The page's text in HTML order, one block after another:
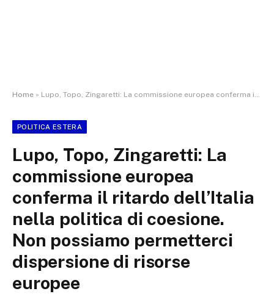
Home » Lupo, Topo, Zingaretti: La commissione europea conferma il ritardo dell’Italia nella politica di coesione. Non possiamo permetterci dispersione di risorse europee
POLITICA ESTERA
Lupo, Topo, Zingaretti: La
commissione europea
conferma il ritardo dell’Italia
nella politica di coesione.
Non possiamo permetterci
dispersione di risorse
europee